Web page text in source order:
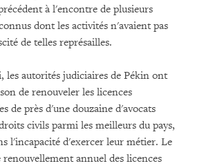
à l'encontre de plusieurs
dont les activités n'avaient pas
de telles représailles.
les autorités judiciaires de Pékin ont
de renouveler les licences
de près d'une douzaine d'avocats
civils parmi les meilleurs du pays,
l'incapacité d'exercer leur métier. Le
annuel des licences